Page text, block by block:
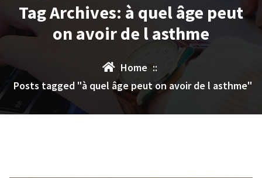
Tag Archives: à quel âge peut
on avoir de l asthme
Home ::
Posts tagged "à quel âge peut on avoir de l asthme"